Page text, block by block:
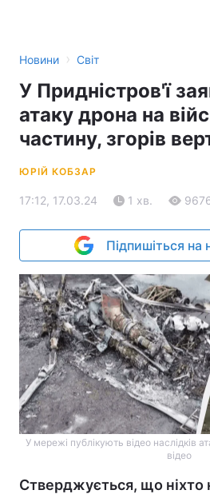
Новини › Світ
У Придністров'ї
атаку дрона на
частину, згорів
ЮРІЙ КОБЗАР
17:12, 17.03.24 1 хв.
Підпишіться на
У мережі публікують відео наслідків
відео
Стверджується, що ніхто